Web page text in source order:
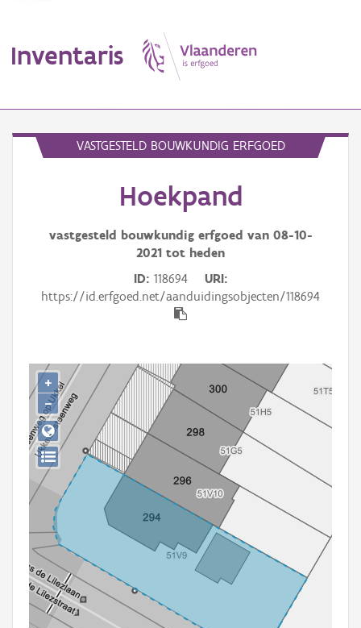
Inventaris
Aanduidingsobject
Thema
Persoon of collectief
Downloads
Hergebruik
Aanmelden
VASTGESTELD BOUWKUNDIG ERFGOED
Hoekpand
vastgesteld bouwkundig erfgoed van 08-10-
2021 tot heden
ID 118694
URI
https://id.erfgoed.net/aanduidingsobjecten/118694
+
−